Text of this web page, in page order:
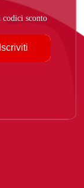
sconto
Iscriviti